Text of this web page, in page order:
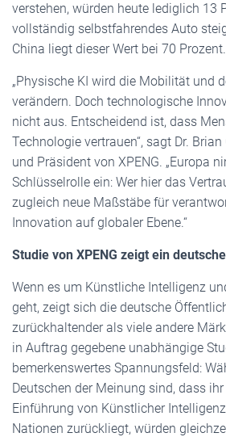
verstehen, würden heute lediglich 13
vollständig selbstfahrendes Auto
China liegt dieser Wert bei 70 Prozent.
„Physische KI wird die Mobilität und
verändern. Doch technologische
nicht aus. Entscheidend ist, dass
Technologie vertrauen“, sagt Dr.
und Präsident von XPENG. „Europa
Schlüsselrolle ein: Wer hier das
zugleich neue Maßstäbe für
Innovation auf globaler Ebene.“
Studie von XPENG zeigt ein
Wenn es um Künstliche Intelligenz
geht, zeigt sich die deutsche
zurückhaltender als viele andere
in Auftrag gegebene unabhängige
bemerkenswertes Spannungsfeld:
Deutschen der Meinung sind, dass
Einführung von Künstlicher
Nationen zurückliegt, würden